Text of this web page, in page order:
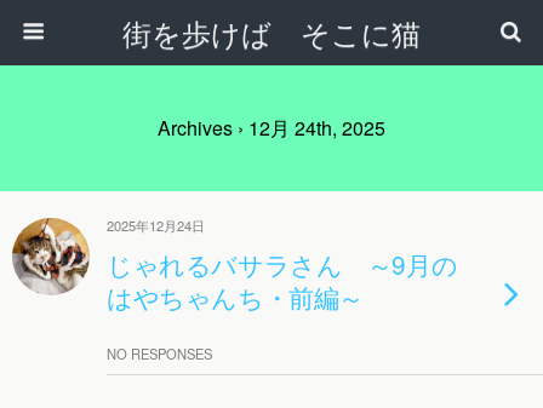
街を歩けば そこに猫
Archives › 12月 24th, 2025
2025年12月24日
じゃれるバサラさん ～9月の
はやちゃんち・前編～
NO RESPONSES